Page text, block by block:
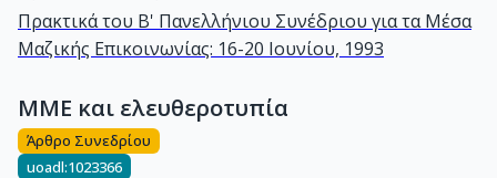
Πρακτικά του Β' Πανελλήνιου Συνέδριου για τα Μέσα
Μαζικής Επικοινωνίας: 16-20 Ιουνίου, 1993
ΜΜΕ και ελευθεροτυπία
Άρθρο Συνεδρίου
uoadl:1023366